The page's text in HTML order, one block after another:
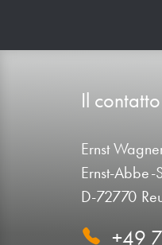
Il
Ernst
Ernst-Abbe-
D-72770
+49